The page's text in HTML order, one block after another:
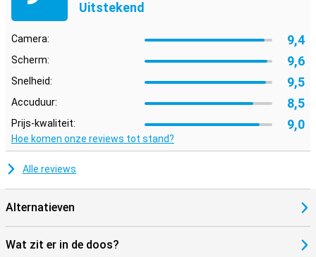
Uitstekend
Camera: 9,4
Scherm: 9,6
Snelheid: 9,5
Accuduur: 8,5
Prijs-kwaliteit: 9,0
Hoe komen onze reviews tot stand?
Alle reviews
Alternatieven
Wat zit er in de doos?